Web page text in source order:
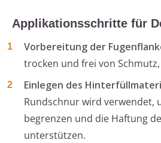
Applikationsschritte für
Vorbereitung der
trocken und frei von
Einlegen des
Rundschnur wird verwendet,
begrenzen und die Haftung
unterstützen.